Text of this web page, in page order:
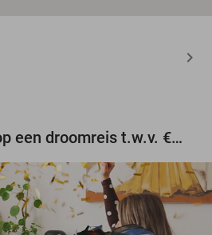
Maak gratis kans op een droomreis t.w.v. €3.000!